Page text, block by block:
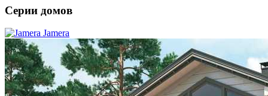
Серии домов
Jamera